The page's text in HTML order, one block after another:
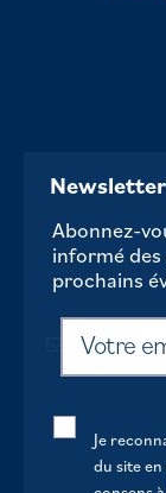
Newsletter
Abonnez-
informé
prochains
Je
du site